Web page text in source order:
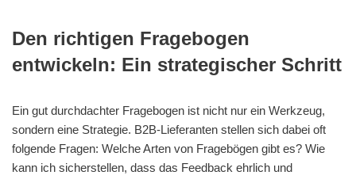
Den richtigen Fragebogen
entwickeln: Ein strategischer Schritt
Ein gut durchdachter Fragebogen ist nicht nur ein Werkzeug,
sondern eine Strategie. B2B-Lieferanten stellen sich dabei oft
folgende Fragen: Welche Arten von Fragebögen gibt es? Wie
kann ich sicherstellen, dass das Feedback ehrlich und